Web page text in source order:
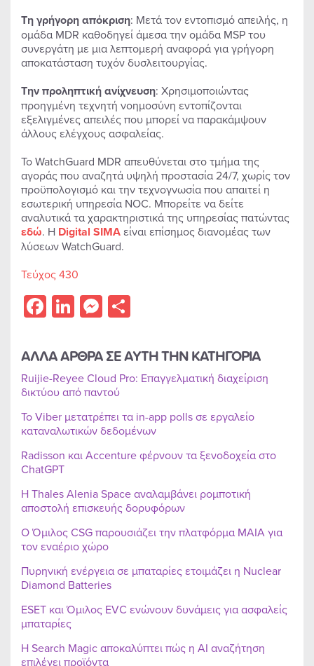
Τη γρήγορη απόκριση: Μετά τον εντοπισμό απειλής, η
ομάδα MDR καθοδηγεί άμεσα την ομάδα MSP του
συνεργάτη με μια λεπτομερή αναφορά για γρήγορη
αποκατάσταση τυχόν δυσλειτουργίας.
Την προληπτική ανίχνευση: Χρησιμοποιώντας
προηγμένη τεχνητή νοημοσύνη εντοπίζονται
εξελιγμένες απειλές που μπορεί να παρακάμψουν
άλλους ελέγχους ασφαλείας.
Το WatchGuard MDR απευθύνεται στο τμήμα της
αγοράς που αναζητά υψηλή προστασία 24/7, χωρίς τον
προϋπολογισμό και την τεχνογνωσία που απαιτεί η
εσωτερική υπηρεσία NOC. Μπορείτε να δείτε
αναλυτικά τα χαρακτηριστικά της υπηρεσίας πατώντας
εδώ. Η Digital SIMAείναι επίσημος διανομέας των
λύσεων WatchGuard.
Τεύχος 430
Facebook
LinkedIn
Messenger
ΑΛΛΑ ΑΡΘΡΑ ΣΕ ΑΥΤΗ ΤΗΝ ΚΑΤΗΓΟΡΙΑ
Ruijie-Reyee Cloud Pro: Επαγγελματική διαχείριση
δικτύου από παντού
Το Viber μετατρέπει τα in-app polls σε εργαλείο
καταναλωτικών δεδομένων
Radisson και Accenture φέρνουν τα ξενοδοχεία στο
ChatGPT
Η Thales Alenia Space αναλαμβάνει ρομποτική
αποστολή επισκευής δορυφόρων
Ο Όμιλος CSG παρουσιάζει την πλατφόρμα MAIA για
τον εναέριο χώρο
Πυρηνική ενέργεια σε μπαταρίες ετοιμάζει η Nuclear
Diamond Batteries
ESET και Όμιλος EVC ενώνουν δυνάμεις για ασφαλείς
μπαταρίες
Η Search Magic αποκαλύπτει πώς η AI αναζήτηση
επιλέγει προϊόντα